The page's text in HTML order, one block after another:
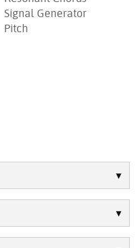
Signal Generator
Pitch